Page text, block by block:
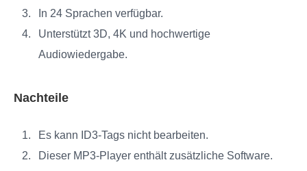
In 24 Sprachen verfügbar.
Unterstützt 3D, 4K und hochwertige
Audiowiedergabe.
Nachteile
Es kann ID3-Tags nicht bearbeiten.
Dieser MP3-Player enthält zusätzliche Software.